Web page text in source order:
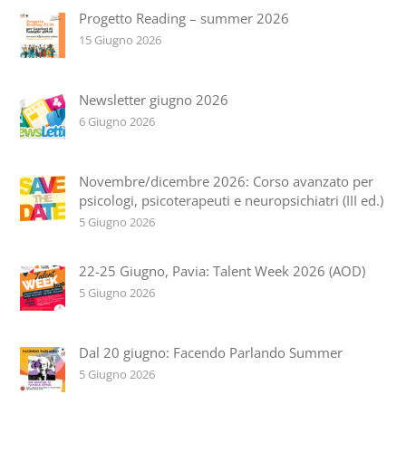
Progetto Reading – summer 2026
15 Giugno 2026
Newsletter giugno 2026
6 Giugno 2026
Novembre/dicembre 2026: Corso avanzato per
psicologi, psicoterapeuti e neuropsichiatri (III ed.)
5 Giugno 2026
22-25 Giugno, Pavia: Talent Week 2026 (AOD)
5 Giugno 2026
Dal 20 giugno: Facendo Parlando Summer
5 Giugno 2026